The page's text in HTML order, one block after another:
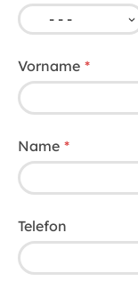
Vorname
Name
Telefon